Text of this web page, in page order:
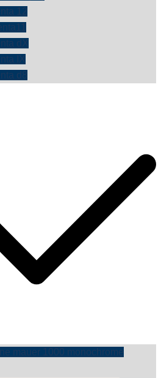
12
dX
IX
d8
mauer 1000 monochrome